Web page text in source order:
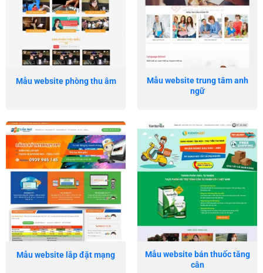
Mẫu website phòng thu âm
Mẫu website trung tâm anh
ngữ
Mẫu website lắp đặt mạng
Mẫu website bán thuốc tăng
cân